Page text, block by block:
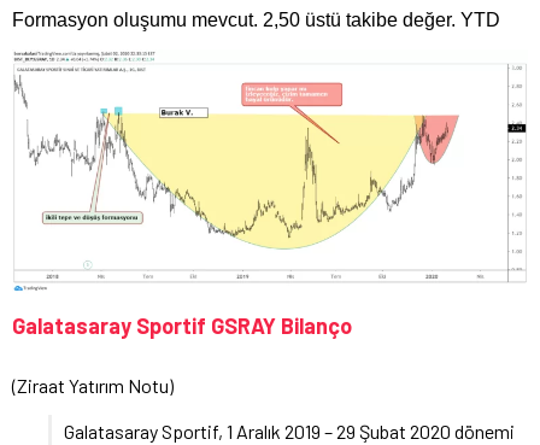
Formasyon oluşumu mevcut. 2,50 üstü takibe değer. YTD
Galatasaray Sportif GSRAY Bilanço
(Ziraat Yatırım Notu)
Galatasaray Sportif, 1 Aralık 2019 – 29 Şubat 2020 dönemi